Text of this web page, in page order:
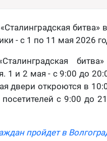
- с 1 по 11 мая 2026
1 и 2 мая - с 9:00 до
двери откроются в
с 9:00 до
пройдет в